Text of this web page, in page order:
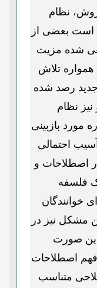
نظام
است بعضی از
شده مزیت
تلاش
رصد شده
نظام
مورد بازبینی
احتمالی
اصطلاحات و
فلسفه
خوانندگان
مشکل نیز در
صورت
فهم اصطلاحات
متناسب